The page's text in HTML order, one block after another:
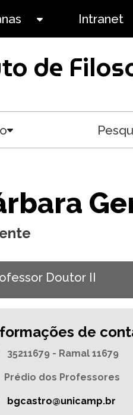
Intranet
de
Doutor II
de
35211679 - Ramal 11679
Prédio dos Professores
bgcastro@unicamp.br